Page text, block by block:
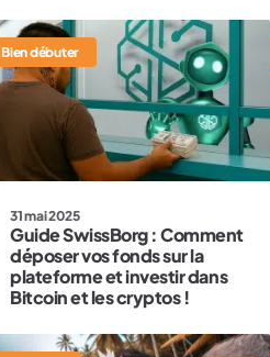
Bien débuter
31 mai 2025
Guide SwissBorg : Comment
déposer vos fonds sur la
plateforme et investir dans
Bitcoin et les cryptos !